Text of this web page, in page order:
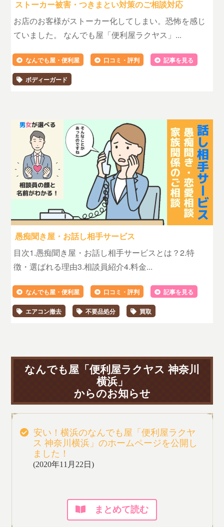
ストーカー被害・つきまとい対策のご相談対応
お店のお客様がストーカー化してしまい。恐怖を感じ
ていました。 なんでも屋「便利屋ラクヤス」...
なんでも屋・便利屋 口コミ・評判 記事を見る
ボディーガード
愚痴聞き屋・お話し相手サービス
目次1.愚痴聞き屋・お話し相手サービスとは？2.特
徴・選ばれる理由3.相談員紹介4.料金...
なんでも屋・便利屋 口コミ・評判 記事を見る
エアコン撤去 不要品処分 買取
なんでも屋「便利屋ラクヤス 神奈川
横浜」
からのお知らせ
安い！横浜のなんでも屋「便利屋ラクヤ
ス 神奈川横浜」のホームページを公開し
ました！
(2020年11月22日)
まとめて読む